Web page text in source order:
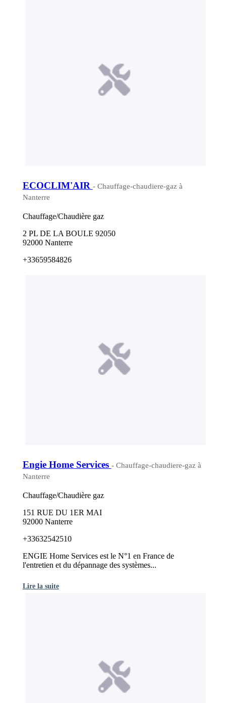
ECOCLIM'AIR - Chauffage-chaudiere-gaz à
Nanterre
Chauffage/Chaudière gaz
2 PL DE LA BOULE 92050
92000 Nanterre
+33659584826
Engie Home Services - Chauffage-chaudiere-gaz à
Nanterre
Chauffage/Chaudière gaz
151 RUE DU 1ER MAI
92000 Nanterre
+33632542510
ENGIE Home Services est le N°1 en France de
l'entretien et du dépannage des systèmes...
Lire la suite